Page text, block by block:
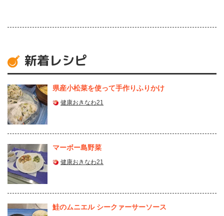
新着レシピ
県産⼩松菜を使って⼿作りふりかけ
健康おきなわ21
マーボー島野菜
健康おきなわ21
鮭のムニエル シークァーサーソース